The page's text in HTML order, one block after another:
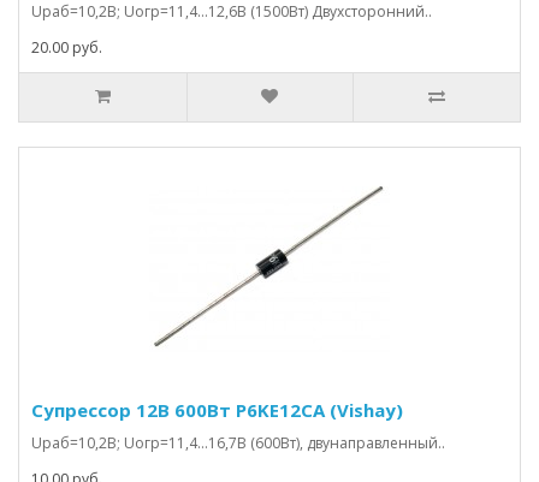
Uраб=10,2В; Uогр=11,4…12,6В (1500Вт) Двухсторонний..
20.00 руб.
Супрессор 12В 600Вт P6KE12CA (Vishay)
Uраб=10,2В; Uогр=11,4…16,7В (600Вт), двунаправленный..